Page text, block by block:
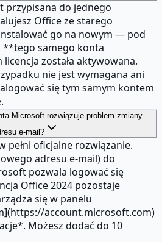
przypisana do jednego
Office ze starego
go na nowym — pod
**tego samego konta
została aktywowana.
nie jest wymagana ani
się tym samym kontem
Microsoft rozwiązuje problem zmiany
e-mail?
pełni oficjalne rozwiązanie.
adresu e-mail) do
pozwala logować się
Office 2024 pozostaje
się w panelu
account.microsoft.com)
Możesz dodać do 10